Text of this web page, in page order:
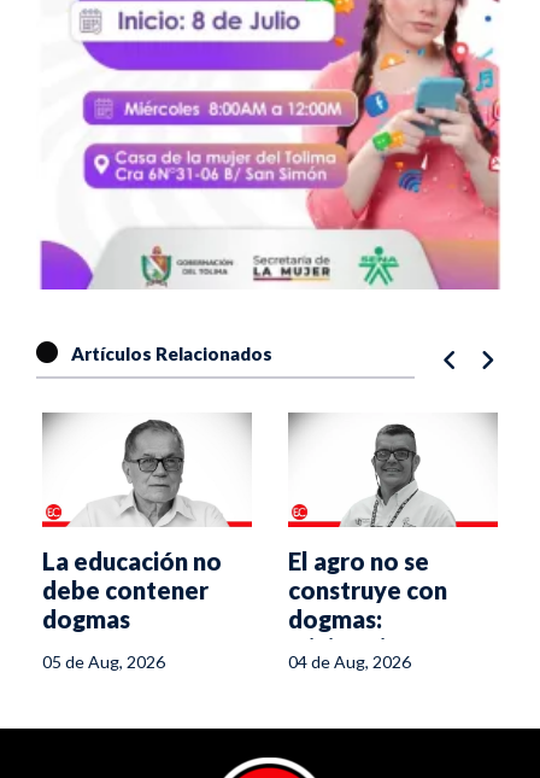
Artículos Relacionados
La educación no
debe contener
dogmas
05 de Aug, 2026
El agro no se
construye con
dogmas:
ministerio,
gremios e
equipo ganador
04 de Aug, 2026